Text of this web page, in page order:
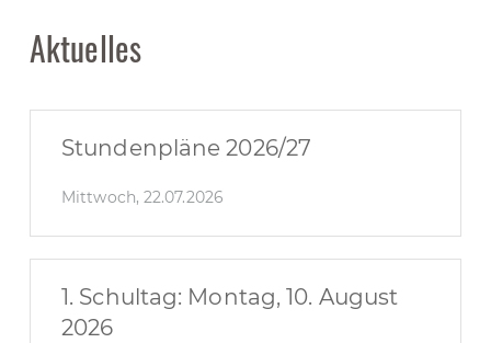
Aktuelles
Stundenpläne 2026/27
Mittwoch, 22.07.2026
1. Schultag: Montag, 10. August
2026